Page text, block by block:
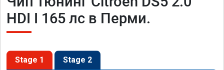
HDI I 165 лс в Перми.
Stage 1 Stage 2